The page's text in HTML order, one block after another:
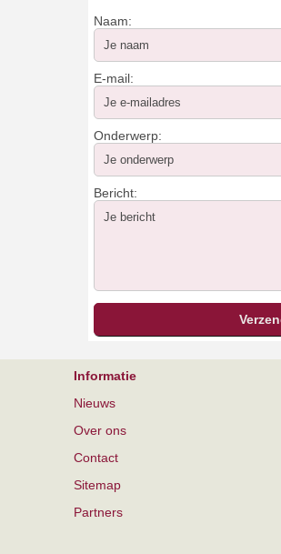
Naam:
E-mail:
Onderwerp:
Bericht:
Informatie
Nieuws
Over ons
Contact
Sitemap
Partners